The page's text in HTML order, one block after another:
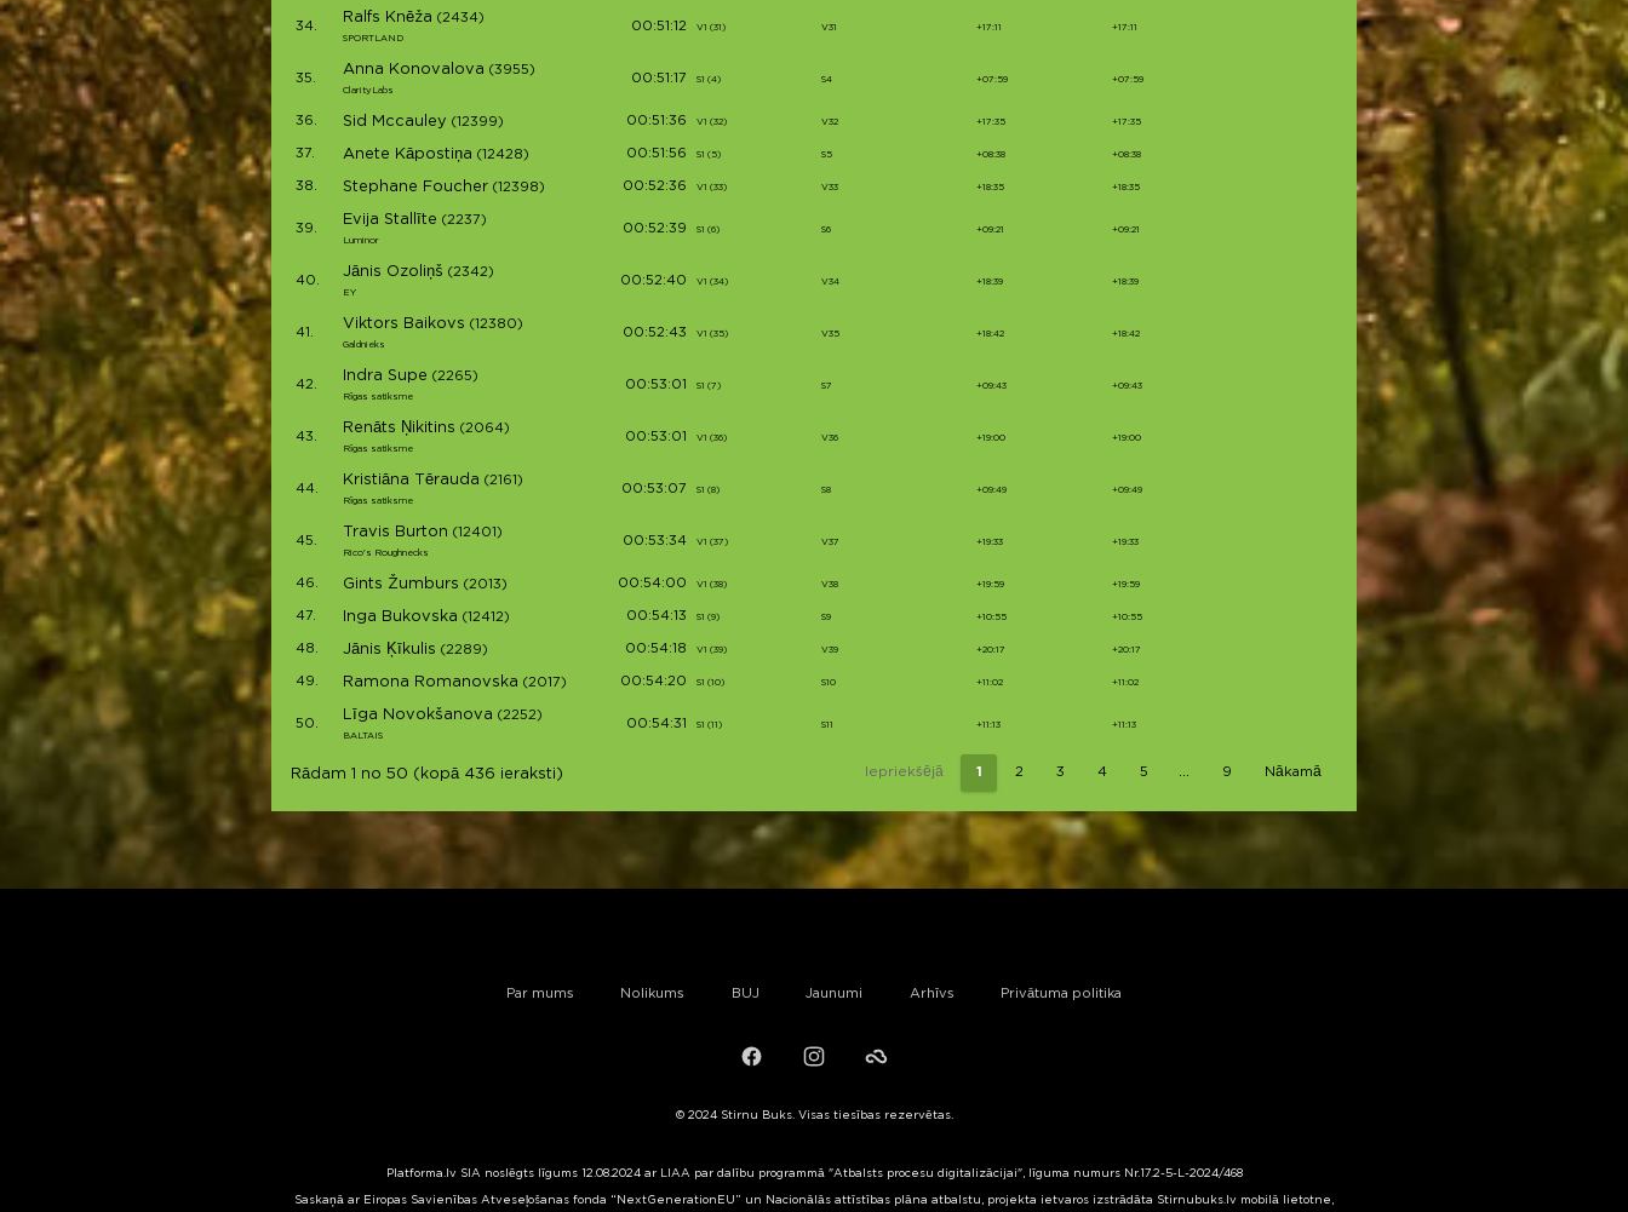
34.
Ralfs Knēža (2434)
SPORTLAND
00:51:12 V1 (31) V31 +17:11 +17:11
35.
Anna Konovalova (3955)
ClarityLabs
00:51:17 S1 (4) S4 +07:59 +07:59
36. Sid Mccauley (12399) 00:51:36 V1 (32) V32 +17:35 +17:35
37. Anete Kāpostiņa (12428) 00:51:56 S1 (5) S5 +08:38 +08:38
38. Stephane Foucher (12398) 00:52:36 V1 (33) V33 +18:35 +18:35
39.
Evija Stallīte (2237)
Luminor
00:52:39 S1 (6) S6 +09:21 +09:21
40.
Jānis Ozoliņš (2342)
EY
00:52:40 V1 (34) V34 +18:39 +18:39
41.
Viktors Baikovs (12380)
Galdnieks
00:52:43 V1 (35) V35 +18:42 +18:42
42.
Indra Supe (2265)
Rīgas satiksme
00:53:01 S1 (7) S7 +09:43 +09:43
43.
Renāts Ņikitins (2064)
Rīgas satiksme
00:53:01 V1 (36) V36 +19:00 +19:00
44.
Kristiāna Tērauda (2161)
Rīgas satiksme
00:53:07 S1 (8) S8 +09:49 +09:49
45.
Travis Burton (12401)
Rico's Roughnecks
00:53:34 V1 (37) V37 +19:33 +19:33
46. Gints Žumburs (2013) 00:54:00 V1 (38) V38 +19:59 +19:59
47. Inga Bukovska (12412) 00:54:13 S1 (9) S9 +10:55 +10:55
48. Jānis Ķīkulis (2289) 00:54:18 V1 (39) V39 +20:17 +20:17
49. Ramona Romanovska (2017) 00:54:20 S1 (10) S10 +11:02 +11:02
50.
Līga Novokšanova (2252)
BALTAIS
00:54:31 S1 (11) S11 +11:13 +11:13
Rādam 1 no 50 (kopā 436 ieraksti) Iepriekšējā 1 2 3 4 5 9 Nākamā
Par mums Nolikums BUJ Jaunumi Arhīvs Privātuma politika
FacebookInstagramFailiem.lv
© 2024 Stirnu Buks. Visas tiesības rezervētas.
Platforma.lv SIA noslēgts līgums 12.08.2024 ar LIAA par dalību programmā "Atbalsts procesu digitalizācijai", līguma numurs Nr.17.2-5-L-2024/468
Saskaņā ar Eiropas Savienības Atveseļošanas fonda “NextGenerationEU” un Nacionālās attīstības plāna atbalstu, projekta ietvaros izstrādāta Stirnubuks.lv mobilā lietotne,